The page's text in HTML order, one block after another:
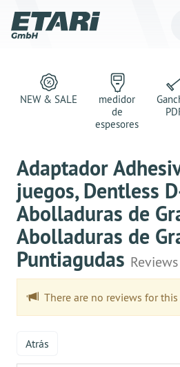
NEW & SALE
medidor
de
espesores
Adaptador
juegos, Dentless
Abolladuras de
Abolladuras de
Puntiagudas Reviews
There are no reviews for
Atrás